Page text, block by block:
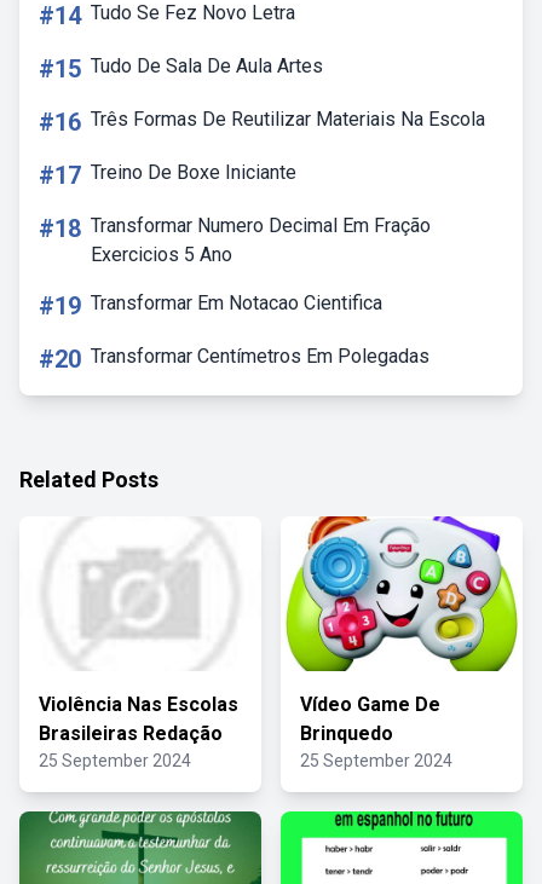
#14 Tudo Se Fez Novo Letra
#15 Tudo De Sala De Aula Artes
#16 Três Formas De Reutilizar Materiais Na Escola
#17 Treino De Boxe Iniciante
#18 Transformar Numero Decimal Em Fração
Exercicios 5 Ano
#19 Transformar Em Notacao Cientifica
#20 Transformar Centímetros Em Polegadas
Related Posts
Violência Nas Escolas
Brasileiras Redação
25 September 2024
Vídeo Game De
Brinquedo
25 September 2024